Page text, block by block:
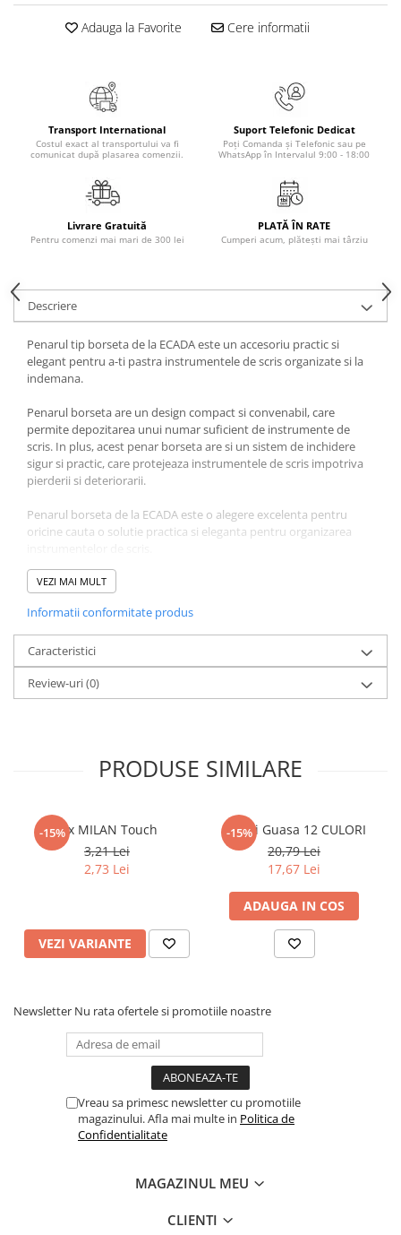
Medicina & Farmacie
Medicina Pentru Toti
SealfHealing
Starea de bine
Terapii Alternative
Beletristica
Biografii, Memorii, Jurnale
Carti erotice
Carti pentru Adolescenti, Young
Adult
Crime, Thriller, Mistery
Literatura Romana
Literatura Universala
Romane de dragoste, Carti
romantice
Senzatii/Dragoste
Senzatii/Erotic
Senzatii/Thriller
SF & Fantasy
Adezivi si benzi adezive
Articole Birotica
Accesorii Arhivare
Instrumente de scris
Organizare si Arhivare
Articole scolare
Caiete si Carnetele scolare
Coperti, Mape, Etichete
Ghiozdane si Penare scolare
Instrumente de scris
Adauga la Favorite Cere informatii
Transport International
Costul exact al transportului va fi
comunicat după plasarea comenzii.
Suport Telefonic Dedicat
Poți Comanda și Telefonic sau pe
WhatsApp în Intervalul 9:00 - 18:00
Livrare Gratuită
Pentru comenzi mai mari de 300 lei
PLATĂ ÎN RATE
Cumperi acum, plătești mai târziu
Descriere
Penarul tip borseta de la ECADA este un accesoriu practic si
elegant pentru a-ti pastra instrumentele de scris organizate si la
indemana.
Penarul borseta are un design compact si convenabil, care
permite depozitarea unui numar suficient de instrumente de
scris. In plus, acest penar borseta are si un sistem de inchidere
sigur si practic, care protejeaza instrumentele de scris impotriva
pierderii si deteriorarii.
Penarul borseta de la ECADA este o alegere excelenta pentru
oricine cauta o solutie practica si eleganta pentru organizarea
Caracteristici produs:
Dimensiune: 21 x 7 x 7 cm
Material: Piele sintetica
Culoare: Lila
Tip inchidere: Fermoar.
VEZI MAI MULT
Informatii conformitate produs
Caracteristici
Review-uri(0)
PRODUSE SIMILARE
-15%Pix MILAN Touch
3,21 Lei
2,73 Lei
VEZI VARIANTE
-15%
Culori Guasa 12 CULORI
20,79 Lei
17,67 Lei
ADAUGA IN COS
Newsletter Nu rata ofertele si promotiile noastre
Vreau sa primesc newsletter cu promotiile
magazinului. Afla mai multe in Politica de
Confidentialitate
MAGAZINUL MEU
CLIENTI